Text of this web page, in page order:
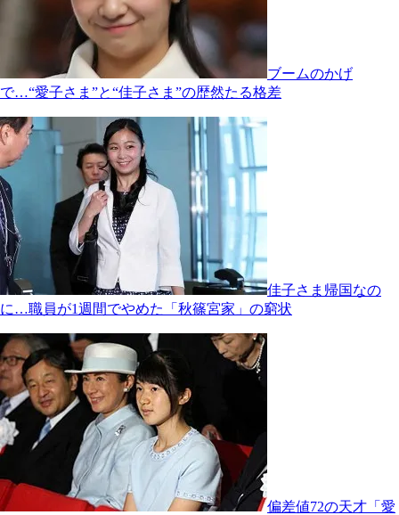
ブームのかげ
で…“愛子さま”と“佳子さま”の歴然たる格差
佳子さま帰国なの
に…職員が1週間でやめた「秋篠宮家」の窮状
偏差値72の天才「愛